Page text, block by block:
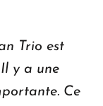
Trio est
Il y a une
Ce